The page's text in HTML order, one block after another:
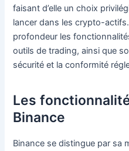
faisant d’elle un choix
lancer dans les crypto-
profondeur les
outils de trading, ainsi que
sécurité et la conformité
Les
Binance
Binance se distingue par sa